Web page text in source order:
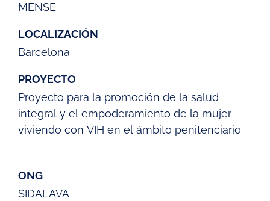
MENSE
LOCALIZACIÓN
Barcelona
PROYECTO
Proyecto para la promoción de la salud
integral y el empoderamiento de la mujer
viviendo con VIH en el ámbito penitenciario
ONG
SIDALAVA